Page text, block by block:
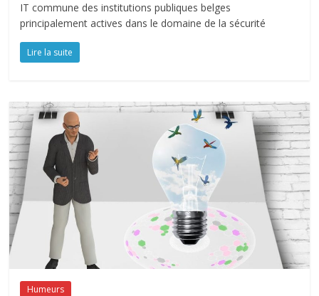
IT commune des institutions publiques belges
principalement actives dans le domaine de la sécurité
Lire la suite
Humeurs